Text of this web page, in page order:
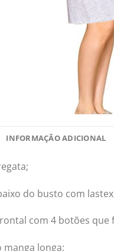
INFORMAÇÃO ADICIONAL
do busto com
com 4 botões que
manga longa;